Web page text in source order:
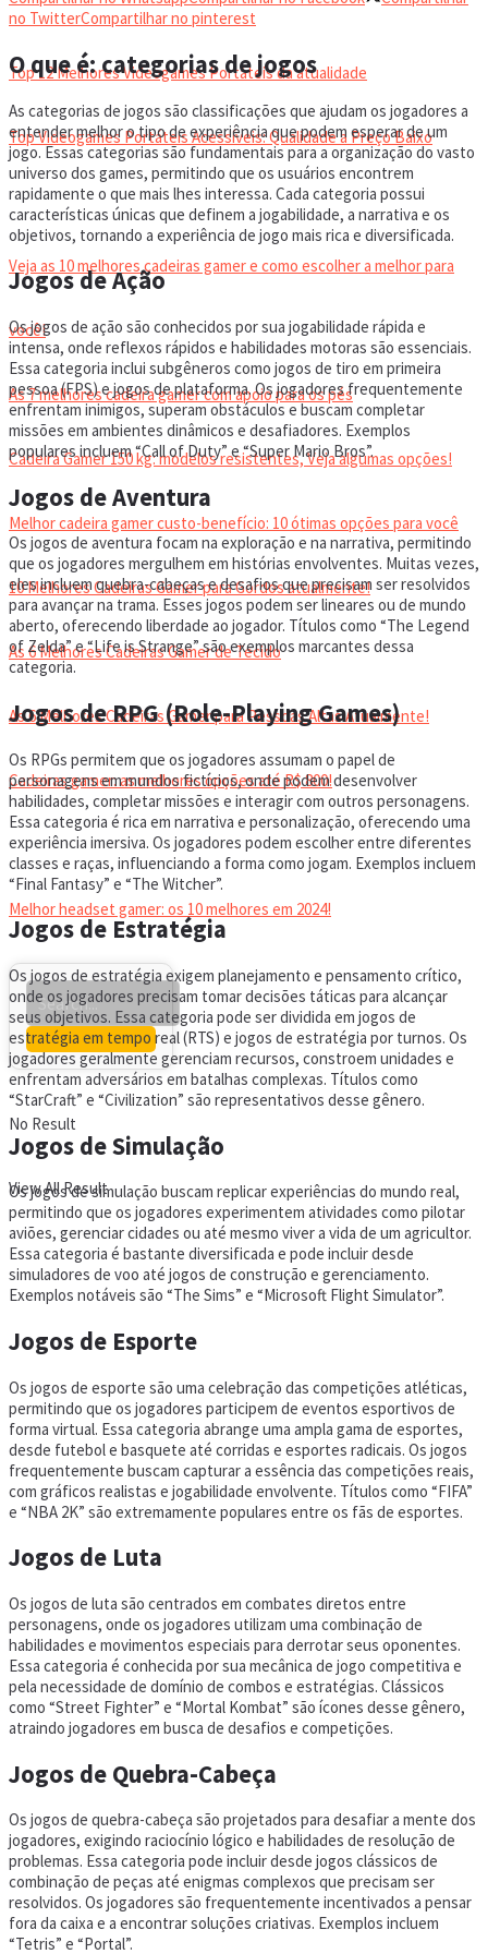
VIDEOGAMES PORTÁTEIS
Top 12 Melhores Videogames Portáteis da atualidade
Top Videogames Portáteis Acessíveis: Qualidade a Preço Baixo
CADEIRA GAMER
Veja as 10 melhores cadeiras gamer e como escolher a melhor para
você!
As 7 melhores cadeira gamer com apoio para os pés
Cadeira Gamer 150 kg: modelos resistentes, Veja algumas opções!
Melhor cadeira gamer custo-benefício: 10 ótimas opções para você
10 Melhores Cadeiras Gamer para Gordos atualmente!
As 6 Melhores Cadeiras Gamer de Tecido
As 6 Melhores Cadeiras Gamer para Pessoas Altas Atualmente!
Cadeiras gamer: as melhores opções até R$ 800!
HEADSET
Melhor headset gamer: os 10 melhores em 2024!
No Result
View All Result
no TwitterCompartilhar no pinterest
O que é: categorias de jogos
As categorias de jogos são classificações que ajudam os jogadores a
entender melhor o tipo de experiência que podem esperar de um
jogo. Essas categorias são fundamentais para a organização do vasto
universo dos games, permitindo que os usuários encontrem
rapidamente o que mais lhes interessa. Cada categoria possui
características únicas que definem a jogabilidade, a narrativa e os
objetivos, tornando a experiência de jogo mais rica e diversificada.
Jogos de Ação
Os jogos de ação são conhecidos por sua jogabilidade rápida e
intensa, onde reflexos rápidos e habilidades motoras são essenciais.
Essa categoria inclui subgêneros como jogos de tiro em primeira
pessoa (FPS) e jogos de plataforma. Os jogadores frequentemente
enfrentam inimigos, superam obstáculos e buscam completar
missões em ambientes dinâmicos e desafiadores. Exemplos
populares incluem “Call of Duty” e “Super Mario Bros”.
Jogos de Aventura
Os jogos de aventura focam na exploração e na narrativa, permitindo
que os jogadores mergulhem em histórias envolventes. Muitas vezes,
eles incluem quebra-cabeças e desafios que precisam ser resolvidos
para avançar na trama. Esses jogos podem ser lineares ou de mundo
aberto, oferecendo liberdade ao jogador. Títulos como “The Legend
of Zelda” e “Life is Strange” são exemplos marcantes dessa
categoria.
Jogos de RPG (Role-Playing Games)
Os RPGs permitem que os jogadores assumam o papel de
personagens em mundos fictícios, onde podem desenvolver
habilidades, completar missões e interagir com outros personagens.
Essa categoria é rica em narrativa e personalização, oferecendo uma
experiência imersiva. Os jogadores podem escolher entre diferentes
classes e raças, influenciando a forma como jogam. Exemplos incluem
“Final Fantasy” e “The Witcher”.
Jogos de Estratégia
Os jogos de estratégia exigem planejamento e pensamento crítico,
onde os jogadores precisam tomar decisões táticas para alcançar
seus objetivos. Essa categoria pode ser dividida em jogos de
estratégia em tempo real (RTS) e jogos de estratégia por turnos. Os
jogadores geralmente gerenciam recursos, constroem unidades e
enfrentam adversários em batalhas complexas. Títulos como
“StarCraft” e “Civilization” são representativos desse gênero.
Jogos de Simulação
Os jogos de simulação buscam replicar experiências do mundo real,
permitindo que os jogadores experimentem atividades como pilotar
aviões, gerenciar cidades ou até mesmo viver a vida de um agricultor.
Essa categoria é bastante diversificada e pode incluir desde
simuladores de voo até jogos de construção e gerenciamento.
Exemplos notáveis são “The Sims” e “Microsoft Flight Simulator”.
Jogos de Esporte
Os jogos de esporte são uma celebração das competições atléticas,
permitindo que os jogadores participem de eventos esportivos de
forma virtual. Essa categoria abrange uma ampla gama de esportes,
desde futebol e basquete até corridas e esportes radicais. Os jogos
frequentemente buscam capturar a essência das competições reais,
com gráficos realistas e jogabilidade envolvente. Títulos como “FIFA”
e “NBA 2K” são extremamente populares entre os fãs de esportes.
Jogos de Luta
Os jogos de luta são centrados em combates diretos entre
personagens, onde os jogadores utilizam uma combinação de
habilidades e movimentos especiais para derrotar seus oponentes.
Essa categoria é conhecida por sua mecânica de jogo competitiva e
pela necessidade de domínio de combos e estratégias. Clássicos
como “Street Fighter” e “Mortal Kombat” são ícones desse gênero,
atraindo jogadores em busca de desafios e competições.
Jogos de Quebra-Cabeça
Os jogos de quebra-cabeça são projetados para desafiar a mente dos
jogadores, exigindo raciocínio lógico e habilidades de resolução de
problemas. Essa categoria pode incluir desde jogos clássicos de
combinação de peças até enigmas complexos que precisam ser
resolvidos. Os jogadores são frequentemente incentivados a pensar
fora da caixa e a encontrar soluções criativas. Exemplos incluem
“Tetris” e “Portal”.